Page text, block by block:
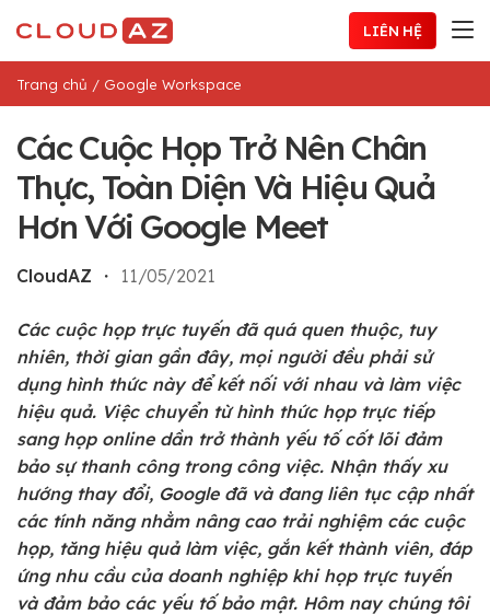
đến
nội
dung
LIÊN HỆ
Trang chủ / Google Workspace
Các Cuộc Họp Trở Nên Chân
Thực, Toàn Diện Và Hiệu Quả
Hơn Với Google Meet
CloudAZ ・ 11/05/2021
Các cuộc họp trực tuyến đã quá quen thuộc, tuy
nhiên, thời gian gần đây, mọi người đều phải sử
dụng hình thức này để kết nối với nhau và làm việc
hiệu quả. Việc chuyển từ hình thức họp trực tiếp
sang họp online dần trở thành yếu tố cốt lõi đảm
bảo sự thanh công trong công việc. Nhận thấy xu
hướng thay đổi, Google đã và đang liên tục cập nhất
các tính năng nhằm nâng cao trải nghiệm các cuộc
họp, tăng hiệu quả làm việc, gắn kết thành viên, đáp
ứng nhu cầu của doanh nghiệp khi họp trực tuyến
và đảm bảo các yếu tố bảo mật. Hôm nay chúng tôi